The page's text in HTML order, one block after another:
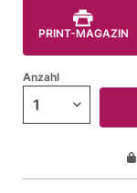
PRINT-MAGAZIN
Anzahl